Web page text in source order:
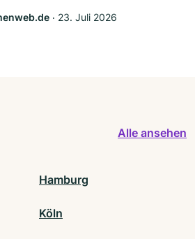
‧ 23. Juli 2026
Alle ansehen
Hamburg
Köln